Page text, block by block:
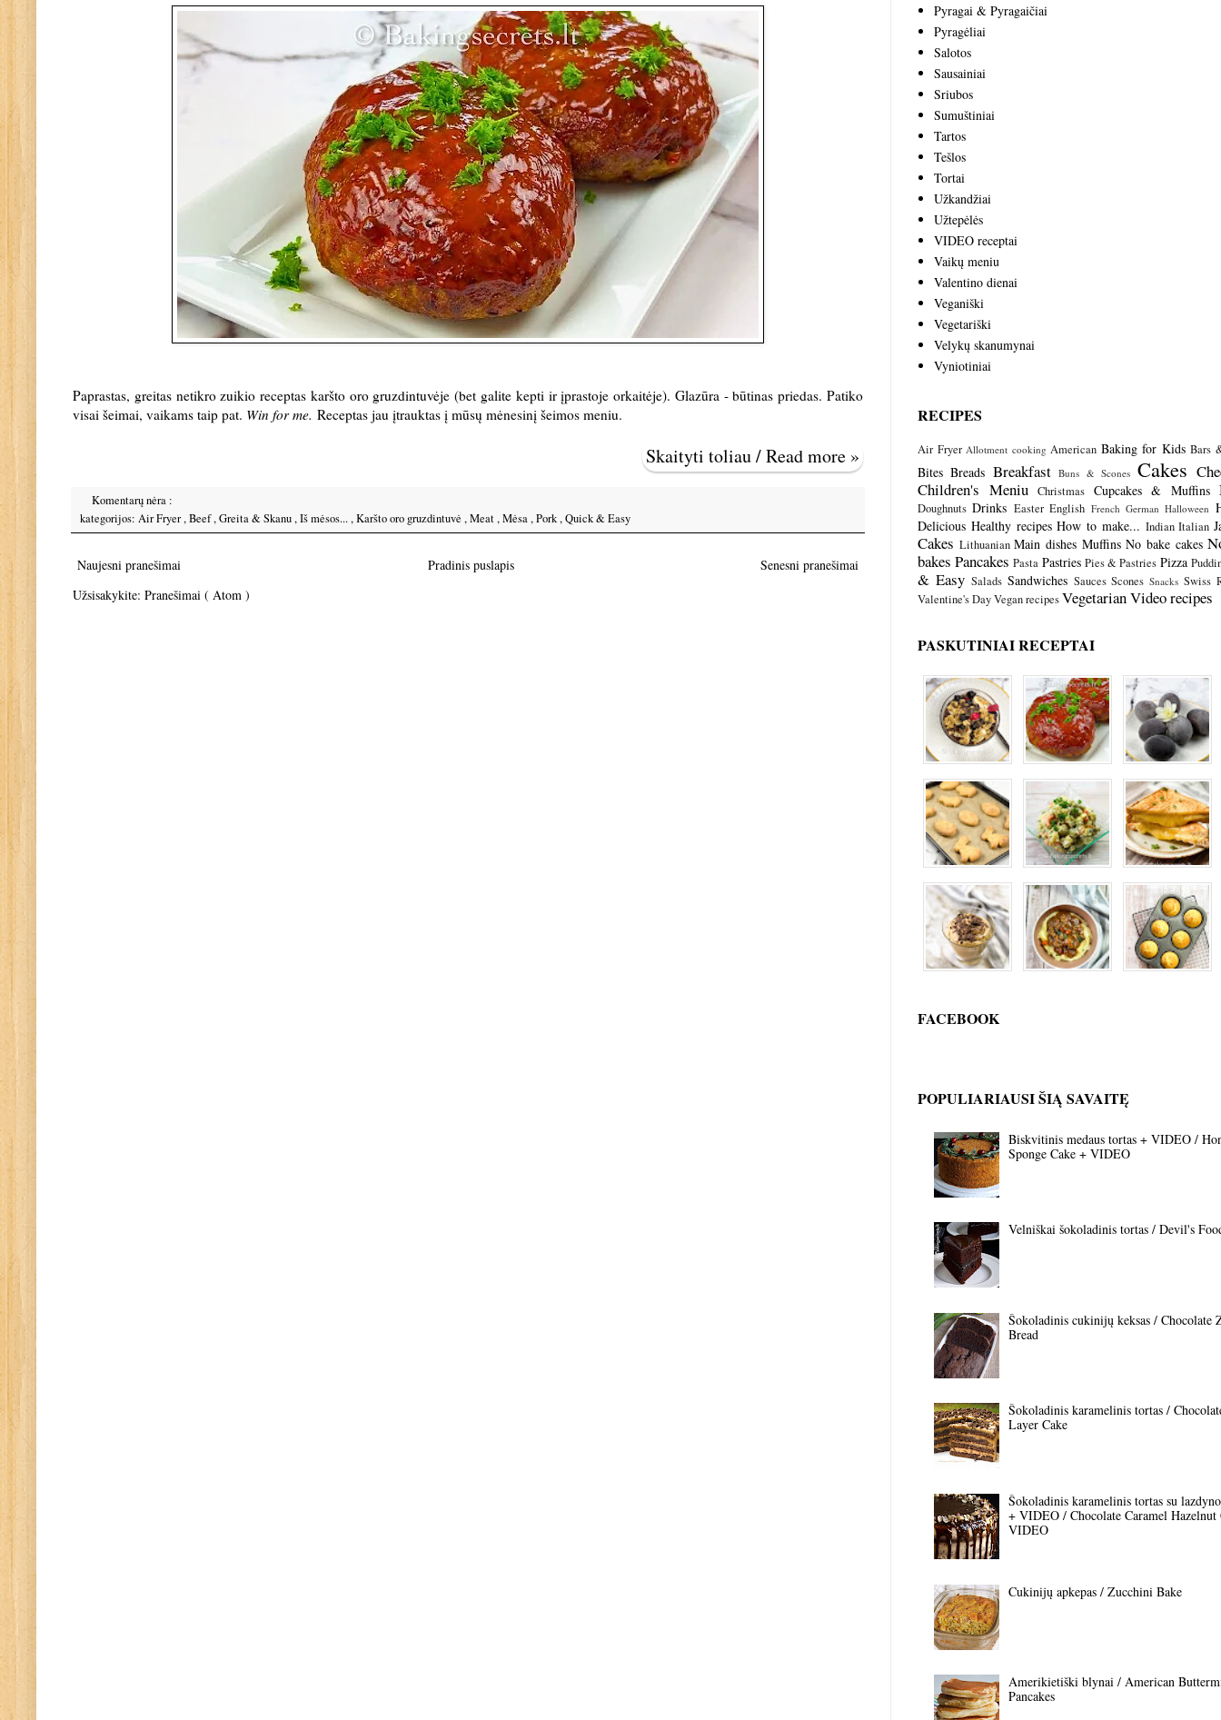
Paprastas, greitas netikro zuikio receptas karšto oro gruzdintuvėje (bet galite kepti ir įprastoje orkaitėje). Glazūra - būtinas priedas. Patiko
visai šeimai, vaikams taip pat. Win for me. Receptas jau įtrauktas į mūsų mėnesinį šeimos meniu.
Skaityti toliau / Read more »
Komentarų nėra :
kategorijos: Air Fryer,Beef,Greita & Skanu,Iš mėsos...,Karšto oro gruzdintuvė ,Meat,Mėsa,Pork,Quick & Easy
Naujesni pranešimai Senesni pranešimai
Pradinis puslapis
Užsisakykite: Pranešimai ( Atom )
Pyragai & Pyragaičiai
Pyragėliai
Salotos
Sausainiai
Sriubos
Sumuštiniai
Tartos
Tešlos
Tortai
Užkandžiai
Užtepėlės
VIDEO receptai
Vaikų meniu
Valentino dienai
Veganiški
Vegetariški
Velykų skanumynai
Vyniotiniai
RECIPES
Air Fryer Allotment cooking American Baking for Kids Bars
Bites Breads Breakfast Buns & Scones Cakes
Children's Meniu
Christmas Cupcakes & Muffins
Doughnuts Drinks Easter English French German Halloween
Delicious Healthy recipes How to make... Indian Italian
Cakes Lithuanian Main dishes Muffins No bake cakes
bakes Pancakes Pasta Pastries Pies & Pastries Pizza
& Easy Salads Sandwiches Sauces Scones Snacks Swiss
Valentine's DayVegan recipesVegetarianVideo recipes
PASKUTINIAI RECEPTAI
FACEBOOK
POPULIARIAUSI ŠIĄ SAVAITĘ
Biskvitinis medaus tortas + VIDEO /
Sponge Cake + VIDEO
Velniškai šokoladinis tortas / Devil's
Šokoladinis cukinijų keksas / Chocolate
Bread
Šokoladinis karamelinis tortas /
Layer Cake
Šokoladinis karamelinis tortas su
+ VIDEO / Chocolate Caramel Hazelnut
VIDEO
Cukinijų apkepas / Zucchini Bake
Amerikietiški blynai / American
Pancakes